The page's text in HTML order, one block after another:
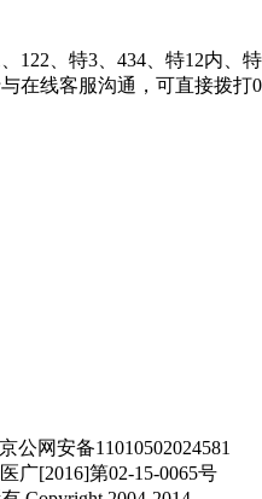
122、特3、434、特12内、
在线客服沟通，可直接拨打
公网安备11010502024581
广[2016]第02-15-0065号